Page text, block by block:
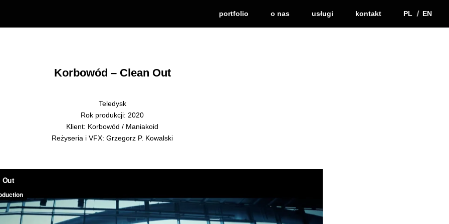
portfolio o nas usługi kontakt PL EN
Korbowód – Clean Out
Teledysk
Rok produkcji: 2020
Klient: Korbowód / Maniakoid
Reżyseria i VFX: Grzegorz P. Kowalski